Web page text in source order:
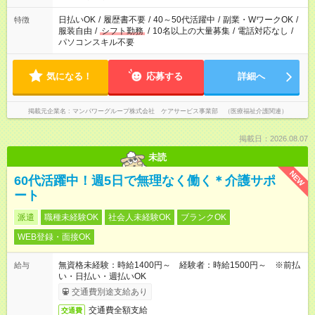
短時間・短期間の就業はご案内が難しい場合があります
特徴 日払いOK / 履歴書不要 / 40～50代活躍中 / 副業・WワークOK /
服装自由 / シフト勤務 / 10名以上の大量募集 / 電話対応なし /
パソコンスキル不要
気になる！ 応募する 詳細へ
掲載元企業名 マンパワーグループ株式会社 ケアサービス事業部 （医療福祉介護関連）
掲載日：2026.08.07
未読
NEW
60代活躍中！週5日で無理なく働く＊介護サポ
ート
派遣 職種未経験OK 社会人未経験OK
ブランクOK
WEB登録・面接OK
給与
無資格未経験：時給1400円～ 経験者：時給1500円～ ※前払
い・日払い・週払いOK
交通費別途支給あり
交通費 交通費全額支給